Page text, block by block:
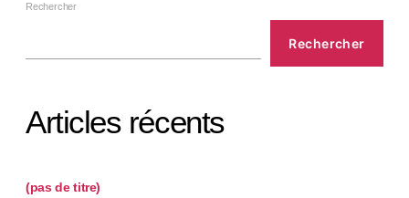
Rechercher
Rechercher
Articles récents
(pas de titre)